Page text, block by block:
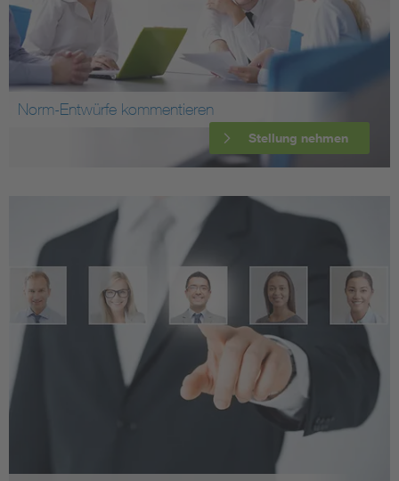
Norm-Entwürfe kommentieren
Stellung nehmen